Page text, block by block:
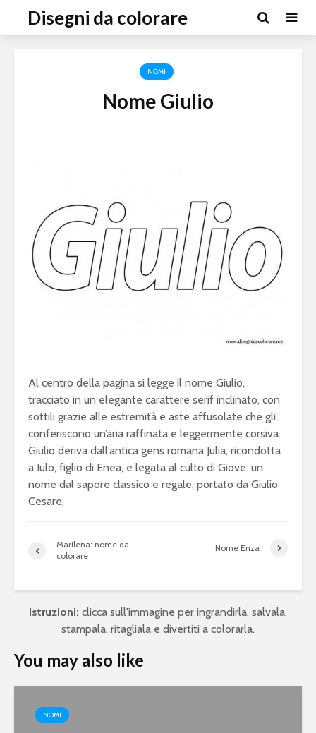
Disegni da colorare
NOMI
Nome Giulio
Al centro della pagina si legge il nome Giulio,
tracciato in un elegante carattere serif inclinato, con
sottili grazie alle estremità e aste affusolate che gli
conferiscono un’aria raffinata e leggermente corsiva.
Giulio deriva dall’antica gens romana Julia, ricondotta
a Iulo, figlio di Enea, e legata al culto di Giove: un
nome dal sapore classico e regale, portato da Giulio
Cesare.
Marilena: nome da
colorare
Nome Enza
Istruzioni: clicca sull'immagine per ingrandirla, salvala,
stampala, ritagliala e divertiti a colorarla.
You may also like
NOMI